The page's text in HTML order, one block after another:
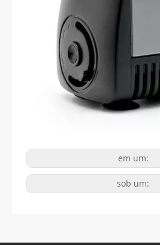
em um:
sob um: